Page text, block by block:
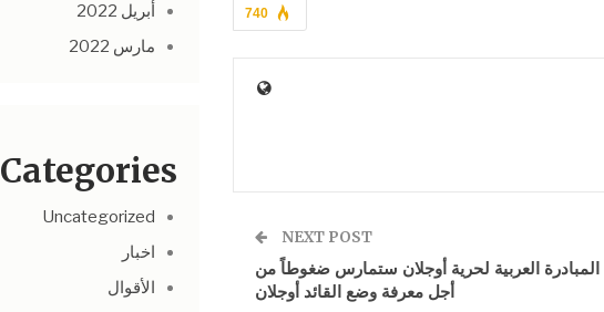
740
NEXT POST
المبادرة العربية لحرية أوجلان ستمارس ضغوطاً من
أجل معرفة وضع القائد أوجلان
أبريل 2022
مارس 2022
Categories
Uncategorized
اخبار
الأقوال